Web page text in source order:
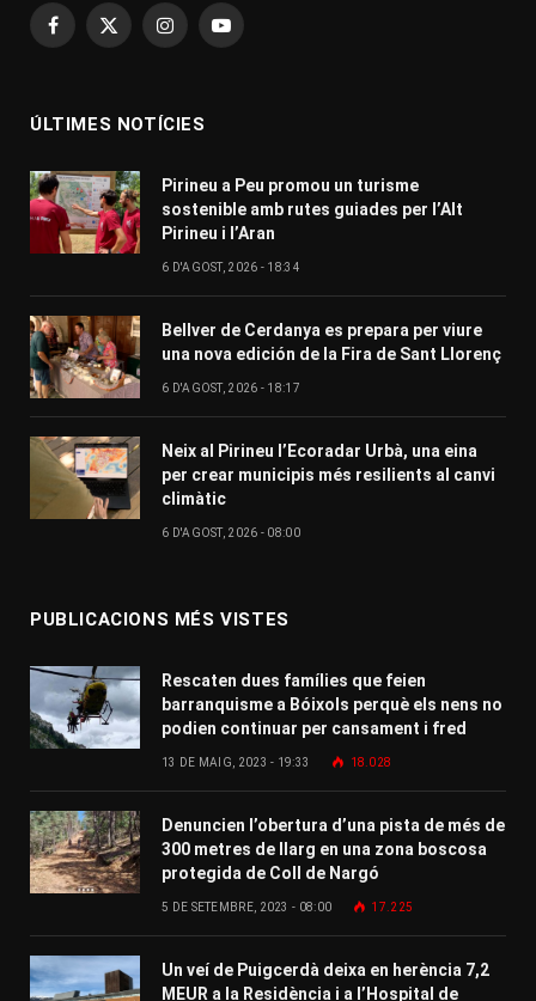
Facebook
X
InstagramYouTube
ÚLTIMES NOTÍCIES
Pirineu a Peu promou un turisme
sostenible amb rutes guiades per l’Alt
Pirineu i l’Aran
6 D'AGOST, 2026 - 18:34
Bellver de Cerdanya es prepara per viure
una nova edición de la Fira de Sant Llorenç
6 D'AGOST, 2026 - 18:17
Neix al Pirineu l’Ecoradar Urbà, una eina
per crear municipis més resilients al canvi
climàtic
6 D'AGOST, 2026 - 08:00
PUBLICACIONS MÉS VISTES
Rescaten dues famílies que feien
barranquisme a Bóixols perquè els nens no
podien continuar per cansament i fred
13 DE MAIG, 2023 - 19:33 18.028
Denuncien l’obertura d’una pista de més de
300 metres de llarg en una zona boscosa
protegida de Coll de Nargó
5 DE SETEMBRE, 2023 - 08:00 17.225
Un veí de Puigcerdà deixa en herència 7,2
MEUR a la Residència i a l’Hospital de